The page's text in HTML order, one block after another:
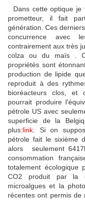
Dans cette optique je
prometteur, il fait
génération. Ces
concurrence avec
contrairement aux très
colza ou du maïs .
propriétés sont
production de lipide
reproduit à des
bioréacteurs clos, et
pourrait produire
pétrole US avec
superficie de la
plus:link . Si on
pétrole fait le sixième
alors seulement
consommation
totalement écologique
CO2 produit par la
microalgues et la
récentes ont permis